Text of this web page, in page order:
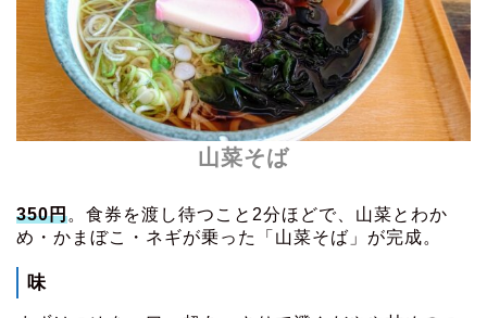
山菜そば
350円。食券を渡し待つこと2分ほどで、山菜とわか
め・かまぼこ・ネギが乗った「山菜そば」が完成。
味